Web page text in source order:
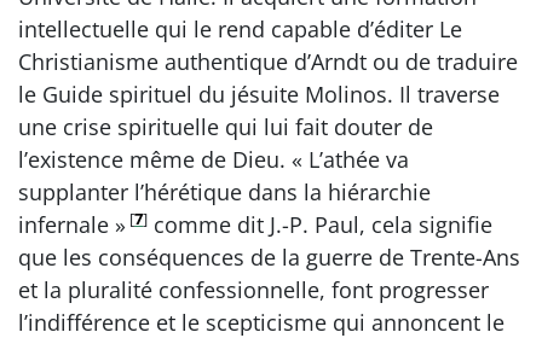
intellectuelle qui le rend capable d’éditer Le
Christianisme authentique d’Arndt ou de traduire
le Guide spirituel du jésuite Molinos. Il traverse
une crise spirituelle qui lui fait douter de
l’existence même de Dieu. « L’athée va
supplanter l’hérétique dans la hiérarchie
infernale » [7] comme dit J.-P. Paul, cela signifie
que les conséquences de la guerre de Trente-Ans
et la pluralité confessionnelle, font progresser
l’indifférence et le scepticisme qui annoncent le